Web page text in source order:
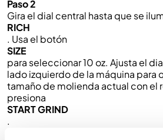
Paso 2
Gira el dial central hasta que se
RICH
. Usa el botón
SIZE
para seleccionar 10 oz. Ajusta el
lado izquierdo de la máquina para
tamaño de molienda actual con
presiona
START GRIND
.